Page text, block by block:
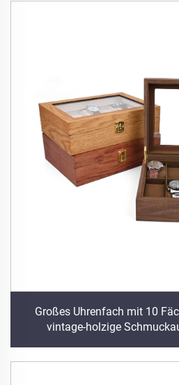
Großes Uhrenfach mit 10
vintage-holzige